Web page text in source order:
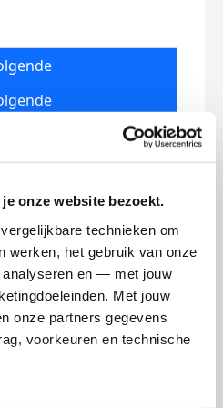
onze website bezoekt.
technieken om
werken, het gebruik van onze
en — met jouw
Met jouw
onze partners gegevens
voorkeuren en technische